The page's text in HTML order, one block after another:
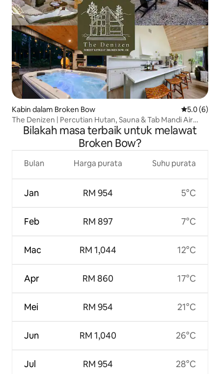
Kabin dalam Broken Bow Penarafan
5.0 (6)
The Denizen | Percutian Hutan, Sauna & Tab Mandi Air
PanasBilakah masa terbaik untuk melawat
Broken Bow?
Bulan
Jan
Feb
Mac
Apr
Mei
Jun
Jul
Harga purata
RM 954
RM 897
RM 1,044
RM 860
RM 954
RM 1,040
RM 954
Suhu purata
5°C
7°C
12°C
17°C
21°C
26°C
28°C